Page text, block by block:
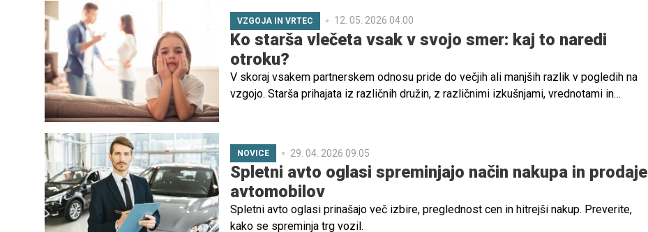
VZGOJA IN VRTEC 12. 05. 2026 04.00
Ko starša vlečeta vsak v svojo smer: kaj to naredi
otroku?
V skoraj vsakem partnerskem odnosu pride do večjih ali manjših razlik v pogledih na
vzgojo. Starša prihajata iz različnih družin, z različnimi izkušnjami, vrednotami in
pred otrokom brez skupnega cilja.
NOVICE 29. 04. 2026 09.05
Spletni avto oglasi spreminjajo način nakupa in prodaje
avtomobilov
Spletni avto oglasi prinašajo več izbire, preglednost cen in hitrejši nakup. Preverite,
kako se spreminja trg vozil.